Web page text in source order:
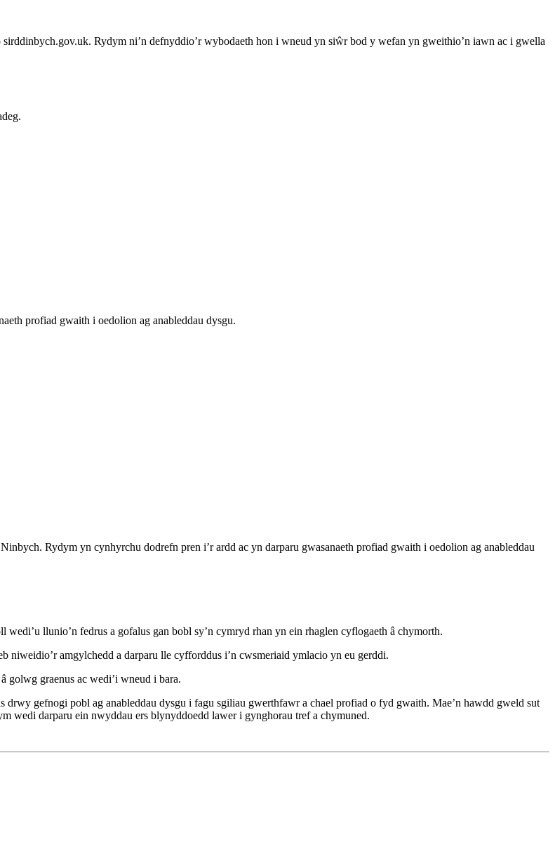
Rydym ni’n defnyddio’r wybodaeth hon i wneud yn siŵr bod y wefan yn gweithio’n iawn ac i gwella
profiad gwaith i oedolion ag anableddau dysgu.
Rydym yn cynhyrchu dodrefn pren i’r ardd ac yn darparu gwasanaeth profiad gwaith i oedolion ag anableddau
llunio’n fedrus a gofalus gan bobl sy’n cymryd rhan yn ein rhaglen cyflogaeth â chymorth.
amgylchedd a darparu lle cyfforddus i’n cwsmeriaid ymlacio yn eu gerddi.
graenus ac wedi’i wneud i bara.
gefnogi pobl ag anableddau dysgu i fagu sgiliau gwerthfawr a chael profiad o fyd gwaith. Mae’n hawdd gweld sut
wedi darparu ein nwyddau ers blynyddoedd lawer i gynghorau tref a chymuned.